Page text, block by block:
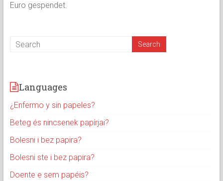
Euro gespendet.
Languages
¿Enfermo y sin papeles?
Beteg és nincsenek papírjai?
Bolesni i bez papira?
Bolesni ste i bez papira?
Doente e sem papéis?